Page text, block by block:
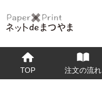
TOP 注文の流れ